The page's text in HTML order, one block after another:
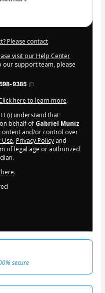
Please contact
visit our Help Center
our support team, please
9385
here to learn more.
I (i) understand that
behalf of Gabriel Muniz
and/or control over
, Privacy Policy and
of legal age or authorized
here.
secure